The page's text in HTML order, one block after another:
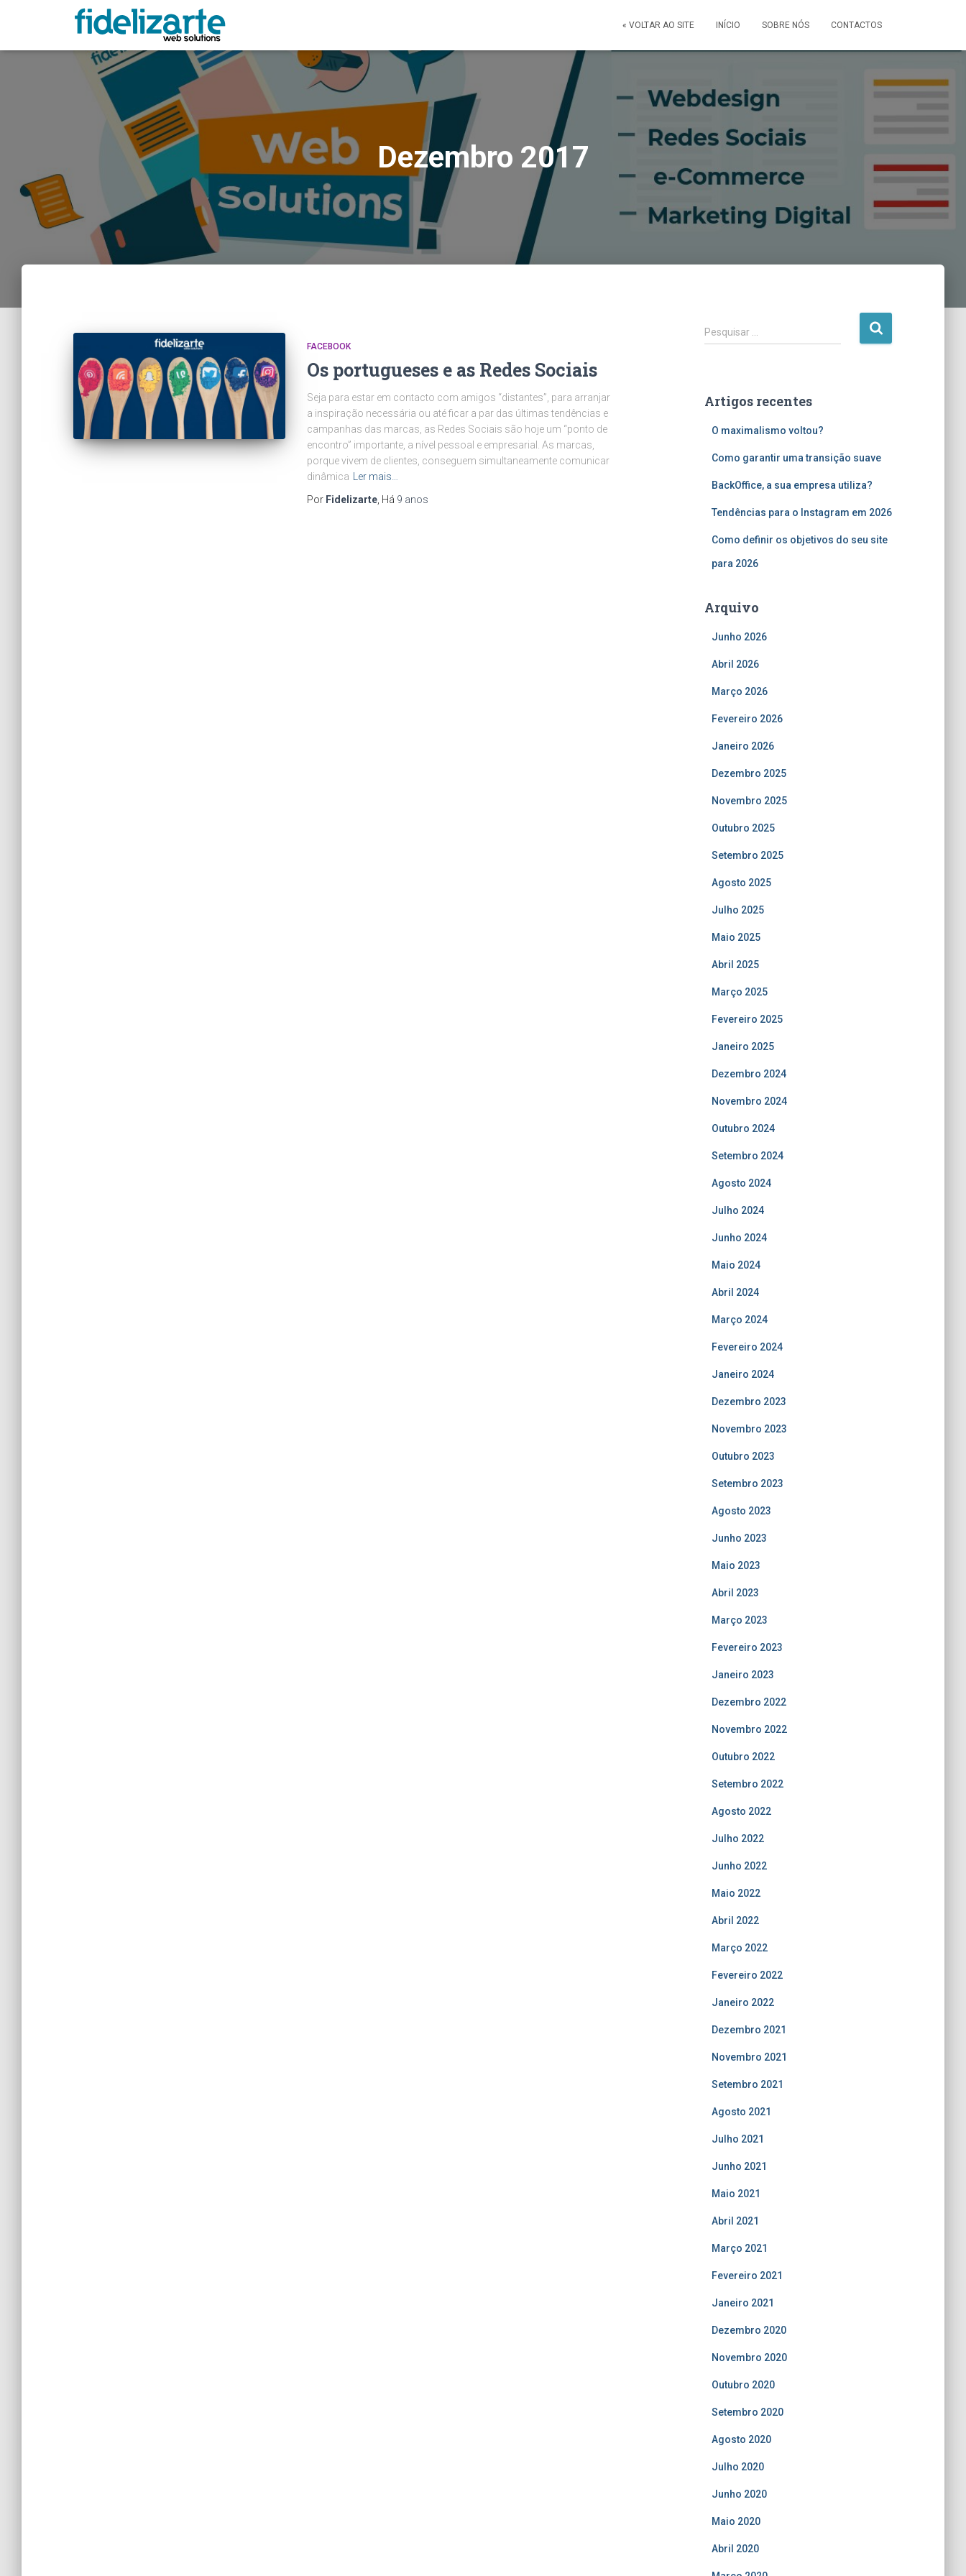
« VOLTAR AO SITE INÍCIO SOBRE NÓS CONTACTOS
Dezembro 2017
FACEBOOK
Os portugueses e as Redes Sociais
Seja para estar em contacto com amigos “distantes”, para arranjar
a inspiração necessária ou até ficar a par das últimas tendências e
campanhas das marcas, as Redes Sociais são hoje um “ponto de
encontro” importante, a nível pessoal e empresarial. As marcas,
porque vivem de clientes, conseguem simultaneamente comunicar
dinâmica
Ler mais…
Por Fidelizarte , Há 9 anos
P
e
i
Pesquisar …
Artigos recentes
O maximalismo voltou?
Como garantir uma transição suave
BackOffice, a sua empresa utiliza?
Tendências para o Instagram em 2026
Como definir os objetivos do seu site
para 2026
Arquivo
Junho 2026
Abril 2026
Março 2026
Fevereiro 2026
Janeiro 2026
Dezembro 2025
Novembro 2025
Outubro 2025
Setembro 2025
Agosto 2025
Julho 2025
Maio 2025
Abril 2025
Março 2025
Fevereiro 2025
Janeiro 2025
Dezembro 2024
Novembro 2024
Outubro 2024
Setembro 2024
Agosto 2024
Julho 2024
Junho 2024
Maio 2024
Abril 2024
Março 2024
Fevereiro 2024
Janeiro 2024
Dezembro 2023
Novembro 2023
Outubro 2023
Setembro 2023
Agosto 2023
Junho 2023
Maio 2023
Abril 2023
Março 2023
Fevereiro 2023
Janeiro 2023
Dezembro 2022
Novembro 2022
Outubro 2022
Setembro 2022
Agosto 2022
Julho 2022
Junho 2022
Maio 2022
Abril 2022
Março 2022
Fevereiro 2022
Janeiro 2022
Dezembro 2021
Novembro 2021
Setembro 2021
Agosto 2021
Julho 2021
Junho 2021
Maio 2021
Abril 2021
Março 2021
Fevereiro 2021
Janeiro 2021
Dezembro 2020
Novembro 2020
Outubro 2020
Setembro 2020
Agosto 2020
Julho 2020
Junho 2020
Maio 2020
Abril 2020